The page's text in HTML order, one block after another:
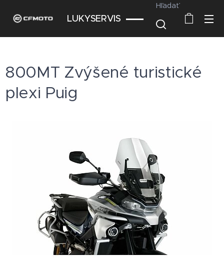
LUKYSERVIS
Hľadať
800MT Zvýšené turistické
plexi Puig